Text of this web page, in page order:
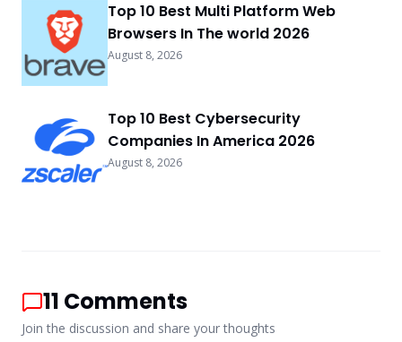
Top 10 Best Multi Platform Web
Browsers In The world 2026
August 8, 2026
Top 10 Best Cybersecurity
Companies In America 2026
August 8, 2026
11 Comments
Join the discussion and share your thoughts